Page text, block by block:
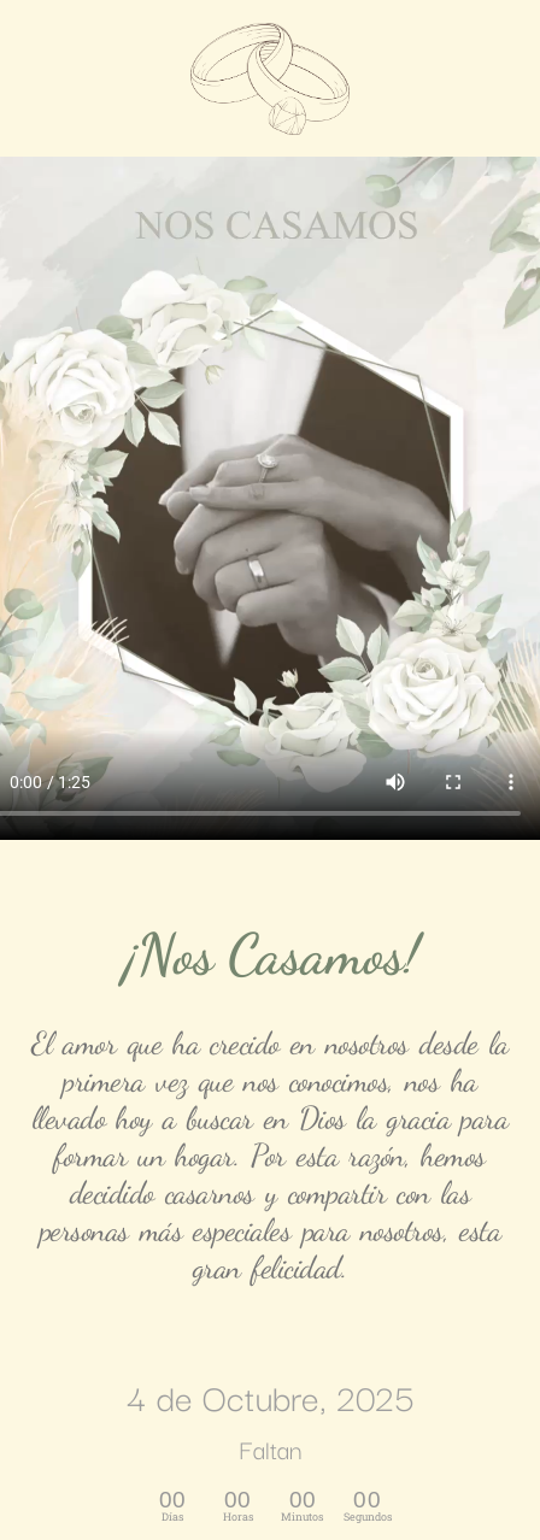
¡Nos Casamos!
El amor que ha crecido en nosotros desde la
primera vez que nos conocimos, nos ha
llevado hoy a buscar en Dios la gracia para
formar un hogar. Por esta razón, hemos
decidido casarnos y compartir con las
personas más especiales para nosotros, esta
gran felicidad.
4 de Octubre, 2025
Faltan
00
Días
00
Horas
00
Minutos
00
Segundos